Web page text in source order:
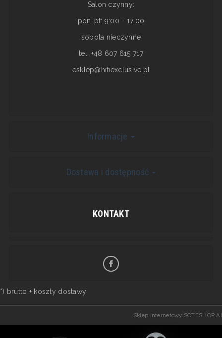
Salon czynny:
pon-pt: 9:00 - 17:00
sobota nieczynne
tel. +48 607 615 717
esklep@hifiexclusive.pl
Informacje
Dostawa i dostępność
KONTAKT
*) brutto + koszty dostawy
Sklep internetowy SOTESHOP AI